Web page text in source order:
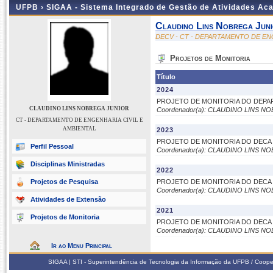
UFPB › SIGAA - Sistema Integrado de Gestão de Atividades
CLAUDINO LINS NOBREGA JUNIOR
CT - DEPARTAMENTO DE ENGENHARIA CIVIL E
AMBIENTAL
Perfil Pessoal
Disciplinas Ministradas
Projetos de Pesquisa
Atividades de Extensão
Projetos de Monitoria
Ir ao Menu Principal
Claudino Lins Nobrega
DECV - CT - DEPARTAMENTO DE
Projetos de Monitoria
Título
2024
PROJETO DE MONITORIA DO
Coordenador(a): CLAUDINO LINS
2023
PROJETO DE MONITORIA DO
Coordenador(a): CLAUDINO LINS
2022
PROJETO DE MONITORIA DO
Coordenador(a): CLAUDINO LINS
2021
PROJETO DE MONITORIA DO
Coordenador(a): CLAUDINO LINS
SIGAA | STI - Superintendência de Tecnologia da Informação da UFPB /